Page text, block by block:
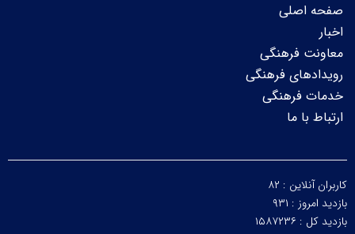
صفحه اصلی
اخبار
معاونت فرهنگی
رویدادهای فرهنگی
خدمات فرهنگی
ارتباط با ما
کاربران آنلاین : ۸۲
بازدید امروز : ۹۳۱
بازدید کل : ۱۵۸۷۲۳۶